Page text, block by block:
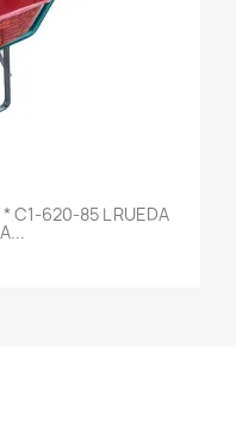
C1-620-85 L RUEDA